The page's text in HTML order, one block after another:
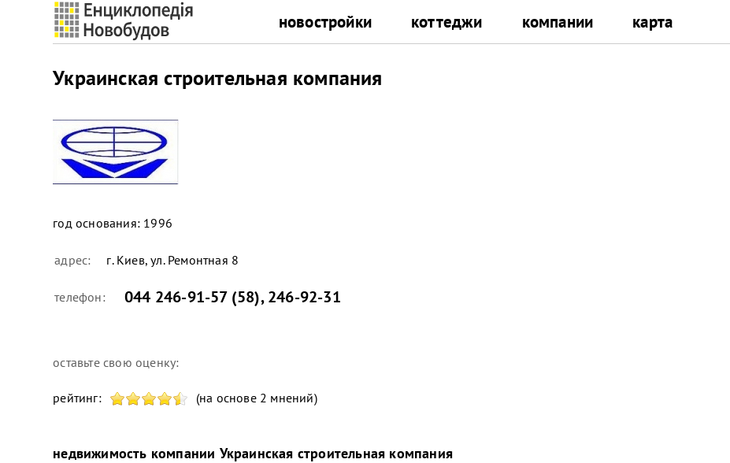
новостройки коттеджи компании карта
Украинская строительная компания
год основания: 1996
адрес: г. Киев, ул. Ремонтная 8
телефон: 044 246-91-57 (58),246-92-31
оставьте свою оценку:
рейтинг: (на основе 2 мнений)
недвижимость компании Украинская строительная компания